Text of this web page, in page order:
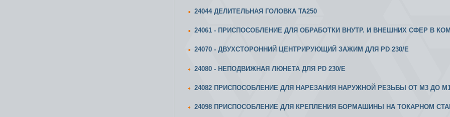
24044 ДЕЛИТЕЛЬНАЯ ГОЛОВКА ТА250
24061 - ПРИСПОСОБЛЕНИЕ ДЛЯ ОБРАБОТКИ ВНУТР. И ВНЕШНИХ СФЕР В
24070 - ДВУХСТОРОННИЙ ЦЕНТРИРУЮЩИЙ ЗАЖИМ ДЛЯ PD 230/E
24080 - НЕПОДВИЖНАЯ ЛЮНЕТА ДЛЯ PD 230/E
24082 ПРИСПОСОБЛЕНИЕ ДЛЯ НАРЕЗАНИЯ НАРУЖНОЙ РЕЗЬБЫ ОТ М3 ДО М10
24098 ПРИСПОСОБЛЕНИЕ ДЛЯ КРЕПЛЕНИЯ БОРМАШИНЫ НА ТОКАРНОМ